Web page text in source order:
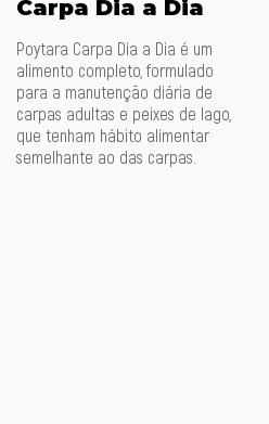
Carpa Dia a Dia
Poytara Carpa Dia a Dia é um
alimento completo, formulado
para a manutenção diária de
carpas adultas e peixes de lago,
que tenham hábito alimentar
semelhante ao das carpas.